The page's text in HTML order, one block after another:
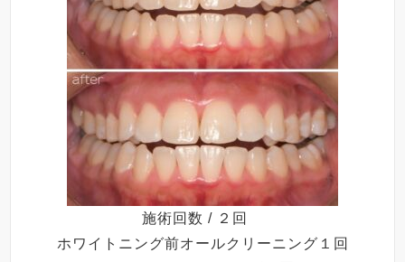
施術回数 / ２回
ホワイトニング前オールクリーニング１回